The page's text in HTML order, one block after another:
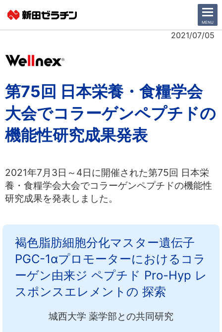
CLOSE
MENU
2021/07/05
第75回 日本栄養・食糧学会
大会でコラーゲンペプチドの
機能性研究成果発表
2021年7月3日～4日に開催された第75回 日本栄
養・食糧学会大会でコラーゲンペプチドの機能性
研究成果を発表しました。
褐色脂肪細胞分化マスター遺伝子
PGC-1αプロモーターにおけるコラ
ーゲン由来ジ ペプチド Pro-Hyp レ
スポンスエレメントの 探索
城西大学 薬学部との共同研究
会社情報
サステナビリティ
事業紹介
採用情報
日本語